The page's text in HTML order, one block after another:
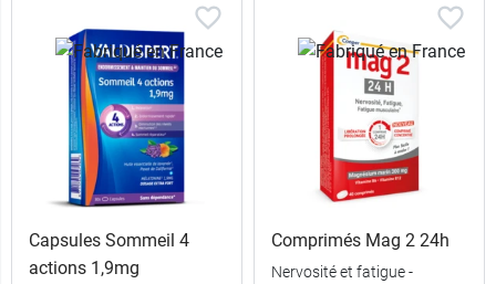
Capsules Sommeil 4
actions 1,9mg
Comprimés Mag 2 24h
Nervosité et fatigue -